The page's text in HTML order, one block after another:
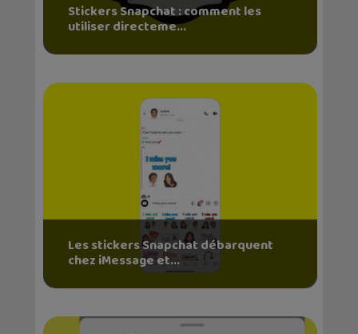
Stickers Snapchat : comment les
utiliser directeme...
Les stickers Snapchat débarquent
chez iMessage et...